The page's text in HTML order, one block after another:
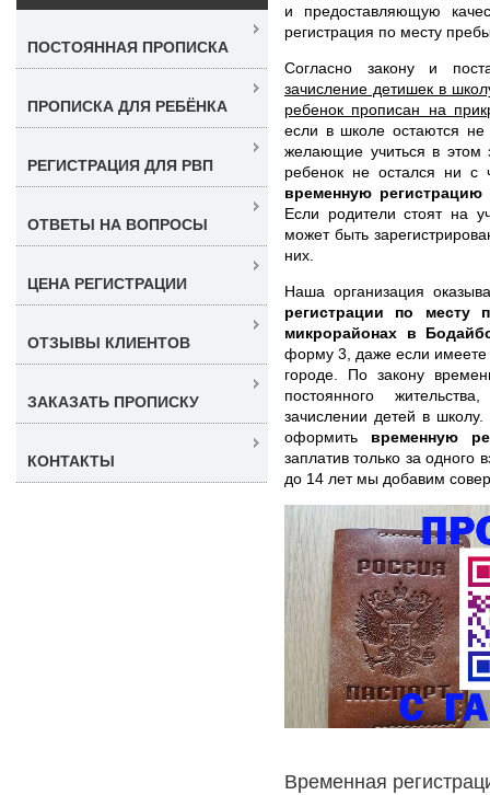
и предоставляющую
регистрация по месту
Согласно закону и
зачисление детишек в
ребенок прописан на
если в школе остаются не
желающие учиться в
ребенок не остался ни с
временную
Если родители стоят на
может быть
них.
Наша организация
регистрации по месту
микрорайонах в
форму 3, даже если имеете
городе. По закону
постоянного
зачислении детей в
оформить временную
заплатив только за одного
до 14 лет мы добавим
Временная
ПОСТОЯННАЯ ПРОПИСКА
ПРОПИСКА ДЛЯ РЕБЁНКА
РЕГИСТРАЦИЯ ДЛЯ РВП
ОТВЕТЫ НА ВОПРОСЫ
ЦЕНА РЕГИСТРАЦИИ
ОТЗЫВЫ КЛИЕНТОВ
ЗАКАЗАТЬ ПРОПИСКУ
КОНТАКТЫ